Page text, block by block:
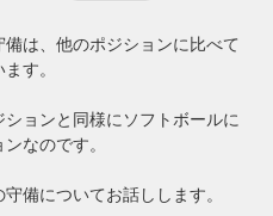
は、他のポジションに比べて
す。
ョンと同様にソフトボールに
なのです。
備についてお話しします。